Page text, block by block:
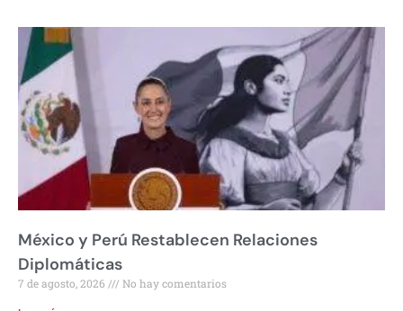
México y Perú Restablecen Relaciones
Diplomáticas
7 de agosto, 2026 No hay comentarios